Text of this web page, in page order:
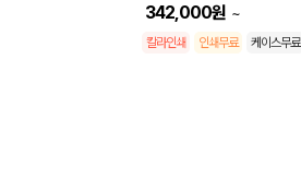
342,000원 ~
칼라인쇄 인쇄무료 케이스무료